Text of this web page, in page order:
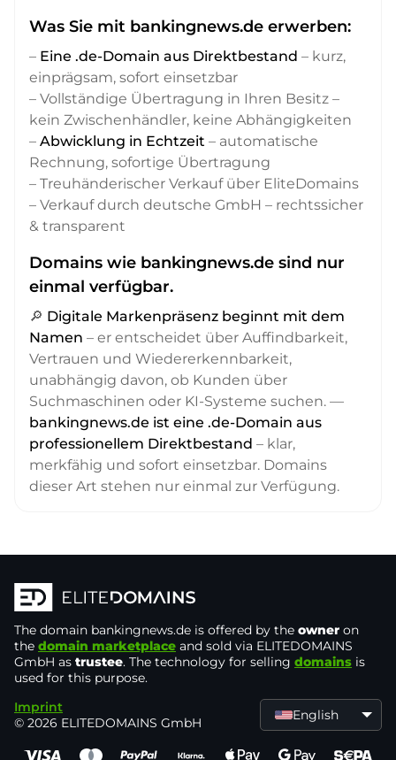
Was Sie mit bankingnews.de erwerben:
– Eine .de-Domain aus Direktbestand – kurz,
einprägsam, sofort einsetzbar
– Vollständige Übertragung in Ihren Besitz –
kein Zwischenhändler, keine Abhängigkeiten
– Abwicklung in Echtzeit – automatische
Rechnung, sofortige Übertragung
– Treuhänderischer Verkauf über EliteDomains
– Verkauf durch deutsche GmbH – rechtssicher
& transparent
Domains wie bankingnews.de sind nur
einmal verfügbar.
🔎 Digitale Markenpräsenz beginnt mit dem
Namen – er entscheidet über Auffindbarkeit,
Vertrauen und Wiedererkennbarkeit,
unabhängig davon, ob Kunden über
Suchmaschinen oder KI-Systeme suchen. —
bankingnews.de ist eine .de-Domain aus
professionellem Direktbestand – klar,
merkfähig und sofort einsetzbar. Domains
dieser Art stehen nur einmal zur Verfügung.
The domain bankingnews.de is offered by the owner on
the domain marketplace and sold via ELITEDOMAINS
GmbH as trustee. The technology for selling domains is
used for this purpose.
Imprint
© 2026 ELITEDOMAINS GmbH
English